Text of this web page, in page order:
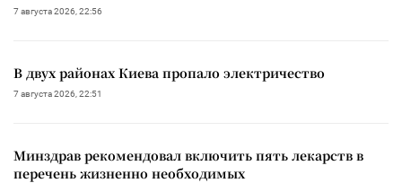
7 августа 2026, 22:56
В двух районах Киева пропало электричество
7 августа 2026, 22:51
Минздрав рекомендовал включить пять лекарств в
перечень жизненно необходимых